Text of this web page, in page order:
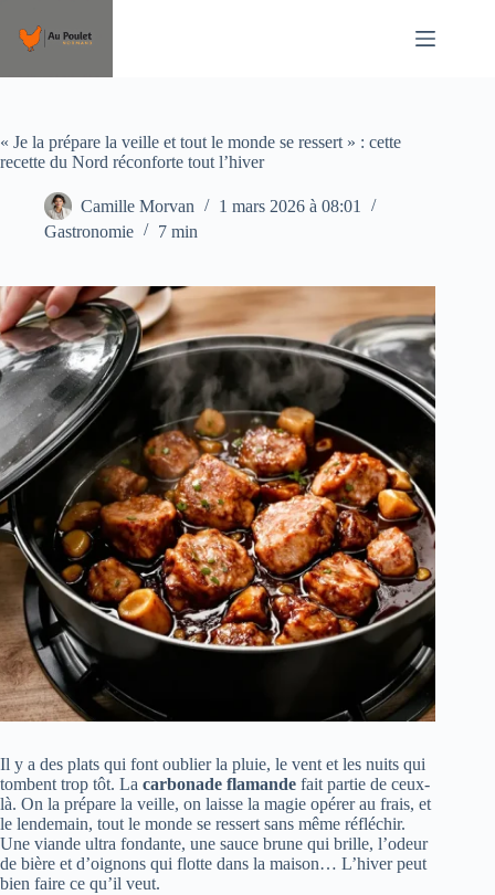
contenu
« Je la prépare la veille et tout le monde se ressert » : cette
recette du Nord réconforte tout l’hiver
Camille Morvan
1 mars 2026 à 08:01
Gastronomie
7 min
Il y a des plats qui font oublier la pluie, le vent et les nuits qui
tombent trop tôt. La carbonade flamande fait partie de ceux-
là. On la prépare la veille, on laisse la magie opérer au frais, et
le lendemain, tout le monde se ressert sans même réfléchir.
Une viande ultra fondante, une sauce brune qui brille, l’odeur
de bière et d’oignons qui flotte dans la maison… L’hiver peut
bien faire ce qu’il veut.